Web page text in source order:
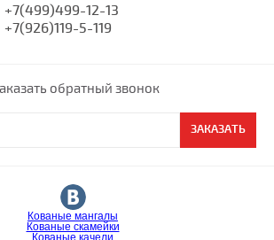
+7(499)499-12-13
+7(926)119-5-119
обратный звонок
ЗАКАЗАТЬ
Кованые мангалы
Кованые скамейки
Кованые качели